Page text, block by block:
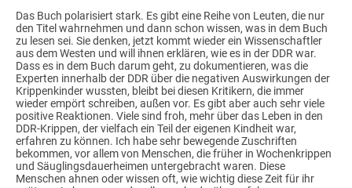
Das Buch polarisiert stark. Es gibt eine Reihe von Leuten, die nur
den Titel wahrnehmen und dann schon wissen, was in dem Buch
zu lesen sei. Sie denken, jetzt kommt wieder ein Wissenschaftler
aus dem Westen und will ihnen erklären, wie es in der DDR war.
Dass es in dem Buch darum geht, zu dokumentieren, was die
Experten innerhalb der DDR über die negativen Auswirkungen der
Krippenkinder wussten, bleibt bei diesen Kritikern, die immer
wieder empört schreiben, außen vor. Es gibt aber auch sehr viele
positive Reaktionen. Viele sind froh, mehr über das Leben in den
DDR-Krippen, der vielfach ein Teil der eigenen Kindheit war,
erfahren zu können. Ich habe sehr bewegende Zuschriften
bekommen, vor allem von Menschen, die früher in Wochenkrippen
und Säuglingsdauerheimen untergebracht waren. Diese
Menschen ahnen oder wissen oft, wie wichtig diese Zeit für ihr